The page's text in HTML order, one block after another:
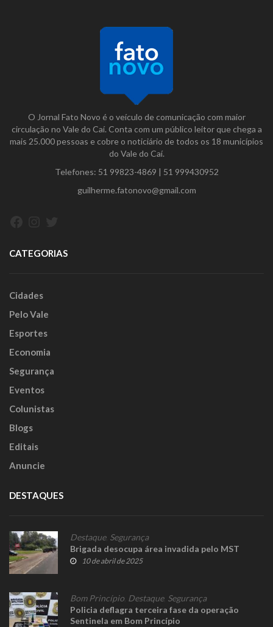
O Jornal Fato Novo é o veículo de comunicação com maior
circulação no Vale do Caí. Conta com um público leitor que chega a
mais 25.000 pessoas e cobre o noticiário de todos os 18 municípios
do Vale do Caí.
Telefones: 51 99823-4869 | 51 999430952
guilherme.fatonovo@gmail.com
CATEGORIAS
Cidades
Pelo Vale
Esportes
Economia
Segurança
Eventos
Colunistas
Blogs
Editais
Anuncie
DESTAQUES
Destaque, Segurança
Brigada desocupa área invadida pelo MST
10 de abril de 2025
Bom Princípio Destaque, Segurança
Policia deflagra terceira fase da operação
Sentinela em Bom Princípio